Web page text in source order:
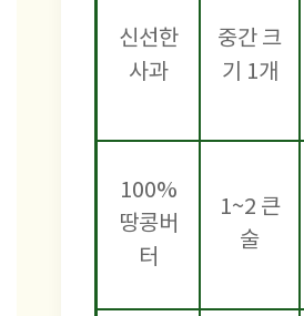
신선한
사과
중간 크
기 1개
100%
땅콩버
터
1~2 큰
술